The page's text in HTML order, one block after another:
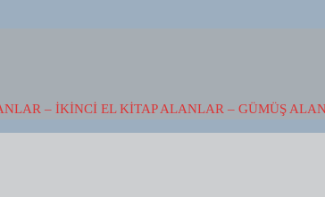
– İKINCI EL KITAP ALANLAR – GÜMÜŞ